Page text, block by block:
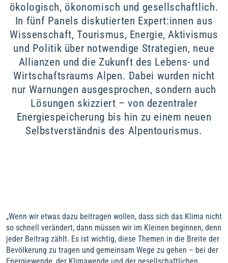
ökologisch, ökonomisch und gesellschaftlich.
In fünf Panels diskutierten Expert:innen aus
Wissenschaft, Tourismus, Energie, Aktivismus
und Politik über notwendige Strategien, neue
Allianzen und die Zukunft des Lebens- und
Wirtschaftsraums Alpen. Dabei wurden nicht
nur Warnungen ausgesprochen, sondern auch
Lösungen skizziert – von dezentraler
Energiespeicherung bis hin zu einem neuen
Selbstverständnis des Alpentourismus.
„Wenn wir etwas dazu beitragen wollen, dass sich das Klima nicht
so schnell verändert, dann müssen wir im Kleinen beginnen, denn
jeder Beitrag zählt. Es ist wichtig, diese Themen in die Breite der
Bevölkerung zu tragen und gemeinsam Wege zu gehen – bei der